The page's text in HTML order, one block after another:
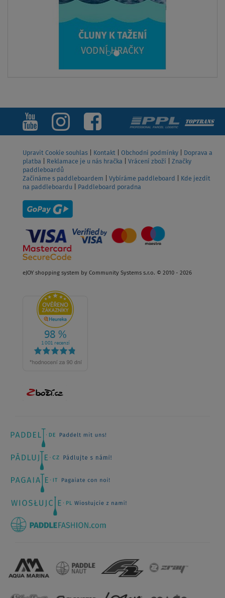
Upravit Cookie souhlas Kontakt Obchodní podmínky
Doprava a
platba
Reklamace je u nás hračka Vrácení zboží
Značky
paddleboardů
Začínáme s paddleboardem
Vybíráme paddleboard
Kde jezdit
na paddleboardu
Paddleboard poradna
eJOY shopping system by Community Systems s.r.o. © 2010 - 2026